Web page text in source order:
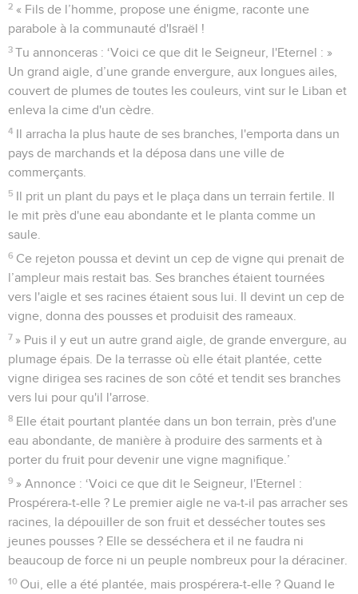
2 « Fils de l’homme, propose une énigme, raconte une
parabole à la communauté d'Israël !
3 Tu annonceras : ‘Voici ce que dit le Seigneur, l'Eternel : »
Un grand aigle, d’une grande envergure, aux longues ailes,
couvert de plumes de toutes les couleurs, vint sur le Liban et
enleva la cime d'un cèdre.
4 Il arracha la plus haute de ses branches, l'emporta dans un
pays de marchands et la déposa dans une ville de
commerçants.
5 Il prit un plant du pays et le plaça dans un terrain fertile. Il
le mit près d'une eau abondante et le planta comme un
saule.
6 Ce rejeton poussa et devint un cep de vigne qui prenait de
l’ampleur mais restait bas. Ses branches étaient tournées
vers l'aigle et ses racines étaient sous lui. Il devint un cep de
vigne, donna des pousses et produisit des rameaux.
7 » Puis il y eut un autre grand aigle, de grande envergure, au
plumage épais. De la terrasse où elle était plantée, cette
vigne dirigea ses racines de son côté et tendit ses branches
vers lui pour qu'il l'arrose.
8 Elle était pourtant plantée dans un bon terrain, près d'une
eau abondante, de manière à produire des sarments et à
porter du fruit pour devenir une vigne magnifique.’
9 » Annonce : ‘Voici ce que dit le Seigneur, l'Eternel :
Prospérera-t-elle ? Le premier aigle ne va-t-il pas arracher ses
racines, la dépouiller de son fruit et dessécher toutes ses
jeunes pousses ? Elle se desséchera et il ne faudra ni
beaucoup de force ni un peuple nombreux pour la déraciner.
10 Oui, elle a été plantée, mais prospérera-t-elle ? Quand le